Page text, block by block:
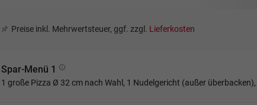
Preise inkl. Mehrwertsteuer, ggf. zzgl. Lieferkosten
Spar-Menü 1
1 große Pizza Ø 32 cm nach Wahl, 1 Nudelgericht (außer